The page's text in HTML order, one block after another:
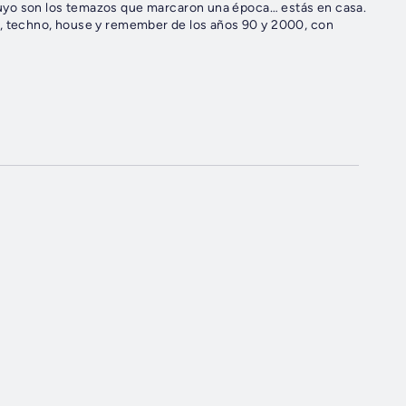
house y remember de los años 90 y 2000, con